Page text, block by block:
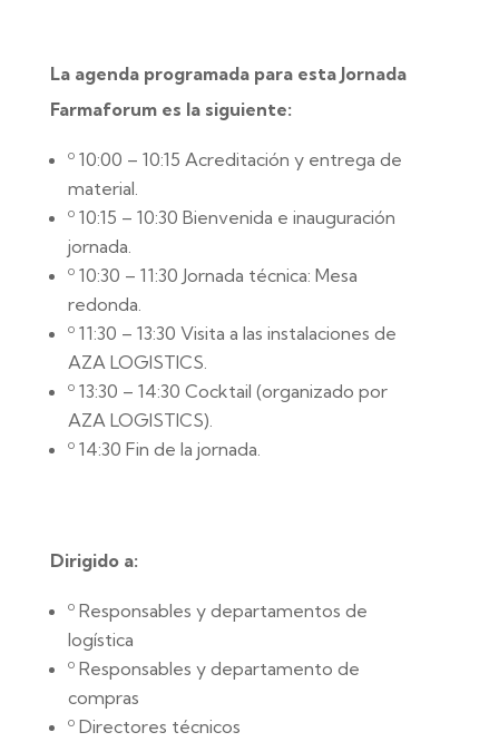
La agenda programada para esta Jornada
Farmaforum es la siguiente:
º 10:00 – 10:15 Acreditación y entrega de
material.
º 10:15 – 10:30 Bienvenida e inauguración
jornada.
º 10:30 – 11:30 Jornada técnica: Mesa
redonda.
º 11:30 – 13:30 Visita a las instalaciones de
AZA LOGISTICS.
º 13:30 – 14:30 Cocktail (organizado por
AZA LOGISTICS).
º 14:30 Fin de la jornada.
Dirigido a:
º Responsables y departamentos de
logística
º Responsables y departamento de
compras
º Directores técnicos